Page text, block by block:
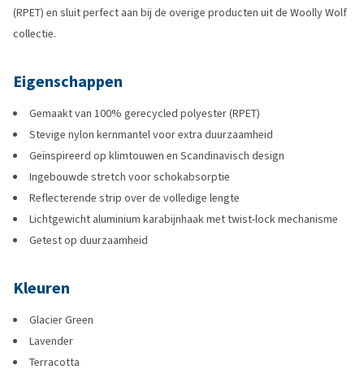
(RPET) en sluit perfect aan bij de overige producten uit de Woolly Wolf
collectie.
Eigenschappen
Gemaakt van 100% gerecycled polyester (RPET)
Stevige nylon kernmantel voor extra duurzaamheid
Geïnspireerd op klimtouwen en Scandinavisch design
Ingebouwde stretch voor schokabsorptie
Reflecterende strip over de volledige lengte
Lichtgewicht aluminium karabijnhaak met twist-lock mechanisme
Getest op duurzaamheid
Kleuren
Glacier Green
Lavender
Terracotta